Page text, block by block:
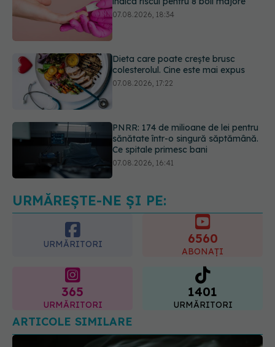
Dieta care poate crește brusc
colesterolul. Cine este mai expus
PNRR: 174 de milioane de lei pentru
sănătate într-o singură săptămână.
Ce spune culoarea ta preferată
despre vârsta pe care o ai. Care
este "codul cromatic" al generațiilor
URMĂREȘTE-NE ȘI PE:
URMĂRITORI 6560
ABONAȚI
365
URMĂRITORI
1401
URMĂRITORI
ARTICOLE SIMILARE